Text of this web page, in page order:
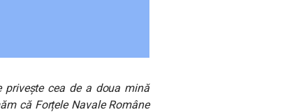
privește cea de a doua mină
că Forțele Navale Române